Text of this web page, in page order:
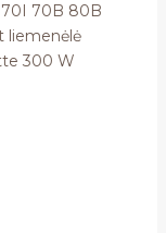
70B 80B
liemenėlė
300 W